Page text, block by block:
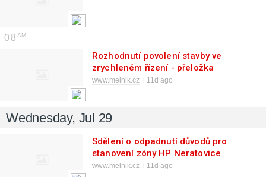
08
Rozhodnutí povolení stavby ve
zrychleném řízení - přeložka
odběratelské TS ME_0349, přepojení
www.melnik.cz 11d ago
Wednesday, Jul 29
Sdělení o odpadnutí důvodů pro
stanovení zóny HP Neratovice
www.melnik.cz 11d ago